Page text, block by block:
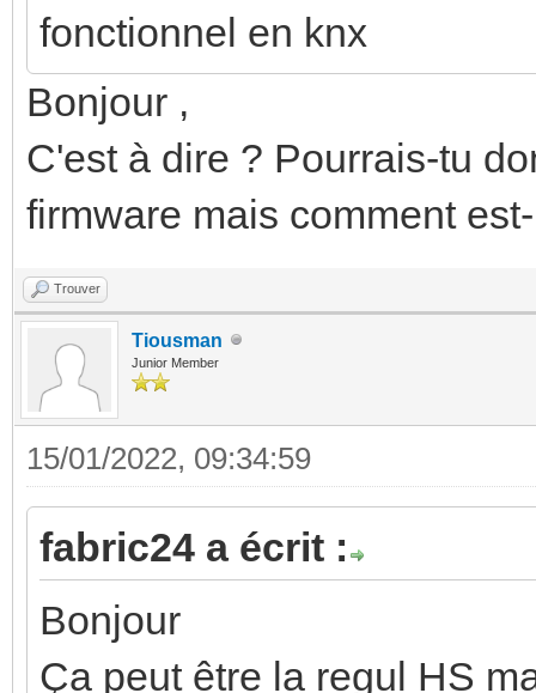
fonctionnel en knx
Bonjour ,
C'est à dire ? Pourrais-tu
firmware mais comment
Trouver
Tiousman
Junior Member
15/01/2022, 09:34:59
fabric24 a écrit :
Bonjour
Ça peut être la regul HS